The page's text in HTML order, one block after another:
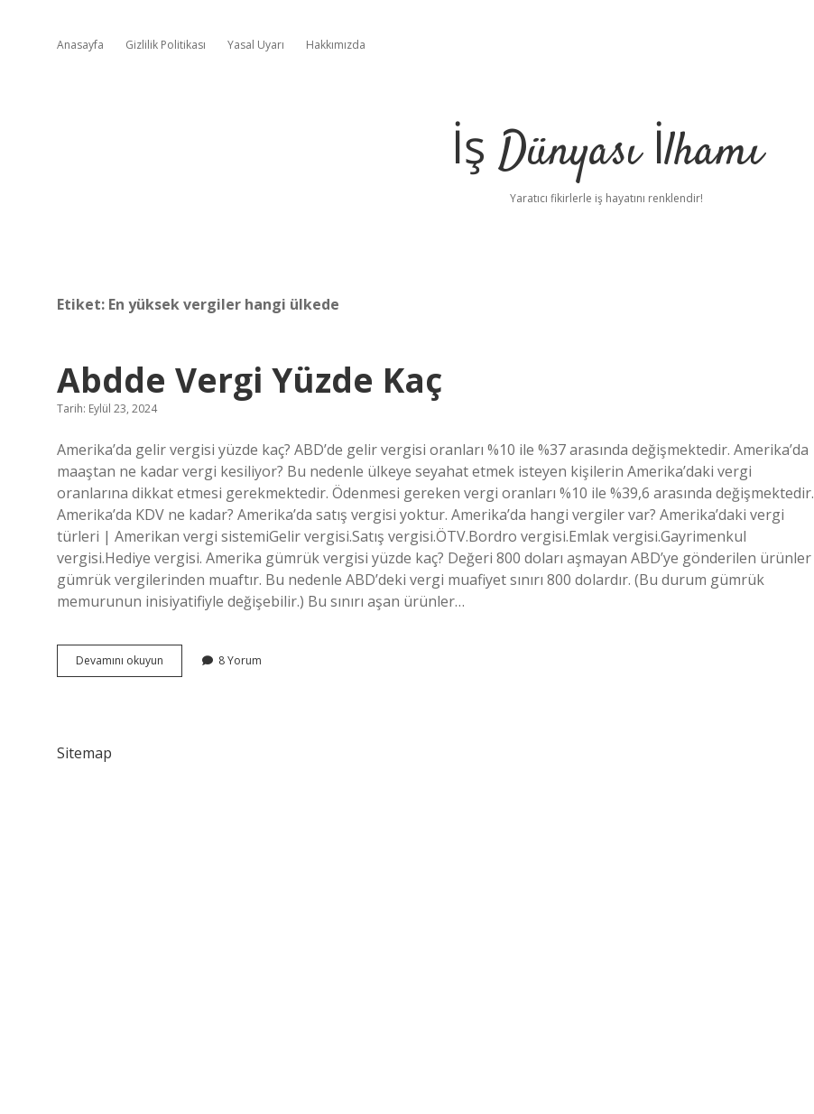
Anasayfa Gizlilik Politikası Yasal Uyarı Hakkımızda
İş Dünyası İlhamı
Yaratıcı fikirlerle iş hayatını renklendir!
Etiket: En yüksek vergiler hangi ülkede
Abdde Vergi Yüzde Kaç
Tarih: Eylül 23, 2024
Amerika’da gelir vergisi yüzde kaç? ABD’de gelir vergisi oranları %10 ile %37 arasında değişmektedir. Amerika’da
maaştan ne kadar vergi kesiliyor? Bu nedenle ülkeye seyahat etmek isteyen kişilerin Amerika’daki vergi
oranlarına dikkat etmesi gerekmektedir. Ödenmesi gereken vergi oranları %10 ile %39,6 arasında değişmektedir.
Amerika’da KDV ne kadar? Amerika’da satış vergisi yoktur. Amerika’da hangi vergiler var? Amerika’daki vergi
türleri | Amerikan vergi sistemiGelir vergisi.Satış vergisi.ÖTV.Bordro vergisi.Emlak vergisi.Gayrimenkul
vergisi.Hediye vergisi. Amerika gümrük vergisi yüzde kaç? Değeri 800 doları aşmayan ABD’ye gönderilen ürünler
gümrük vergilerinden muaftır. Bu nedenle ABD’deki vergi muafiyet sınırı 800 dolardır. (Bu durum gümrük
memurunun inisiyatifiyle değişebilir.) Bu sınırı aşan ürünler…
Devamını okuyun
Vergi
8 Yorum
Sitemap